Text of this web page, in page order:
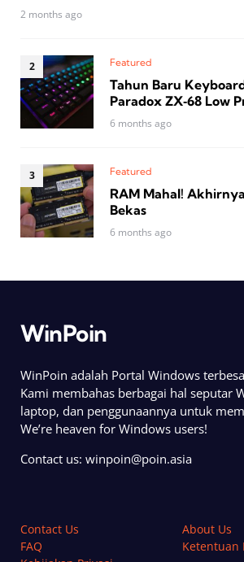
2 months ago
Featured
Tahun Baru
Paradox ZX‑68 Low
6 months ago
Featured
RAM Mahal!
Bekas
6 months ago
WinPoin
WinPoin adalah Portal Windows
Kami membahas berbagai hal seputar
laptop, dan penggunaannya untuk
We’re heaven for Windows users!
Contact us: winpoin@poin.asia
Contact Us
About Us
FAQ
Ketentuan